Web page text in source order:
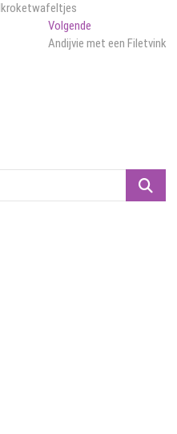
VolgendeVolgend
bericht:
Andijvie met een Filetvink
Zoeken